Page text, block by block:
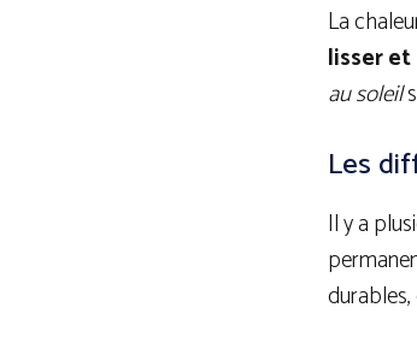
La
lisser
au soleil
Les
Il y a